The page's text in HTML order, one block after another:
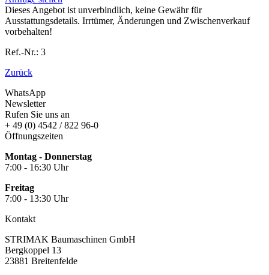
Dieses Angebot ist unverbindlich, keine Gewähr für
Ausstattungsdetails. Irrtümer, Änderungen und Zwischenverkauf
vorbehalten!
Ref.-Nr.: 3
Zurück
WhatsApp
Newsletter
Rufen Sie uns an
+ 49 (0) 4542 / 822 96-0
Öffnungszeiten
Montag - Donnerstag
7:00 - 16:30 Uhr
Freitag
7:00 - 13:30 Uhr
Kontakt
STRIMAK Baumaschinen GmbH
Bergkoppel 13
23881 Breitenfelde